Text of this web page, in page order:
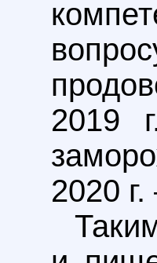
2019
2020